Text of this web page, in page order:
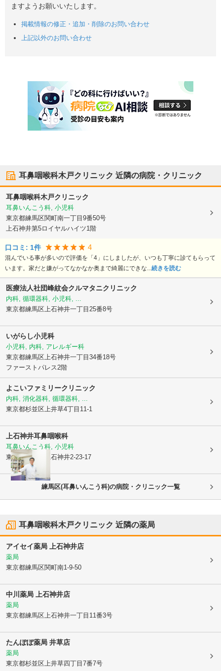
ますようお願いいたします。
掲載情報の修正・追加・削除のお問い合わせ
上記以外のお問い合わせ
耳鼻咽喉科木戸クリニック 近隣の病院・クリニック
耳鼻咽喉科木戸クリニック
耳鼻いんこう科, 小児科
東京都練馬区関町南一丁目9番50号
上石神井第5ロイヤルハイツ1階
口コミ: 1件 4
混んでいる事が多いので評価を「4」にしましたが、いつも丁寧に診てもらって
います。家だと嫌がってなかなか奥まで綺麗にできな...続きを読む
医療法人社団峰紋会クルマタニクリニック
内科, 循環器科, 小児科, ...
東京都練馬区上石神井一丁目25番8号
いがらし小児科
小児科, 内科, アレルギー科
東京都練馬区上石神井一丁目34番18号
ファーストパレス2階
よこいファミリークリニック
内科, 消化器科, 循環器科, ...
東京都杉並区上井草4丁目11-1
上石神井耳鼻咽喉科
耳鼻いんこう科, 小児科
東京都練馬区
上石神井2-23-17
練馬区(耳鼻いんこう科)の病院・クリニック一覧
耳鼻咽喉科木戸クリニック 近隣の薬局
アイセイ薬局 上石神井店
薬局
東京都練馬区関町南1-9-50
中川薬局 上石神井店
薬局
東京都練馬区上石神井一丁目11番3号
たんぽぽ薬局 井草店
薬局
東京都杉並区上井草四丁目7番7号